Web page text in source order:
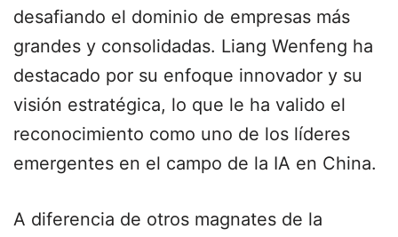
desafiando el dominio de empresas más
grandes y consolidadas. Liang Wenfeng ha
destacado por su enfoque innovador y su
visión estratégica, lo que le ha valido el
reconocimiento como uno de los líderes
emergentes en el campo de la IA en China.
A diferencia de otros magnates de la